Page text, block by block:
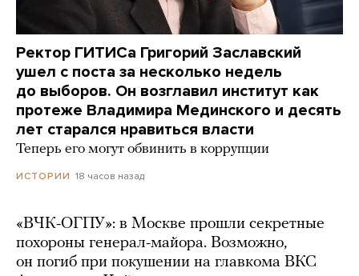
Ректор ГИТИСа Григорий Заславский
ушел с поста за несколько недель
до выборов. Он возглавил институт как
протеже Владимира Мединского и десять
лет старался нравиться власти
Теперь его могут обвинить в коррупции
ИСТОРИИ 18 часов назад
«ВЧК-ОГПУ»: в Москве прошли секретные
похороны генерал-майора. Возможно,
он погиб при покушении на главкома ВКС